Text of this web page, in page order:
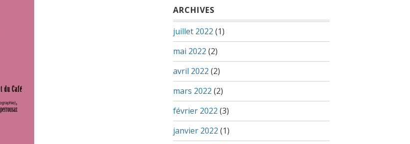
ARCHIVES
juillet 2022 (1)
mai 2022 (2)
avril 2022 (2)
mars 2022 (2)
février 2022 (3)
janvier 2022 (1)